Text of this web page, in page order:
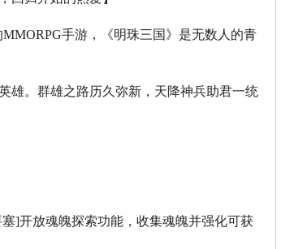
MMORPG手游，《明珠三国》是无数人的青
雄。群雄之路历久弥新，天降神兵助君一统
塞]开放魂魄探索功能，收集魂魄并强化可获